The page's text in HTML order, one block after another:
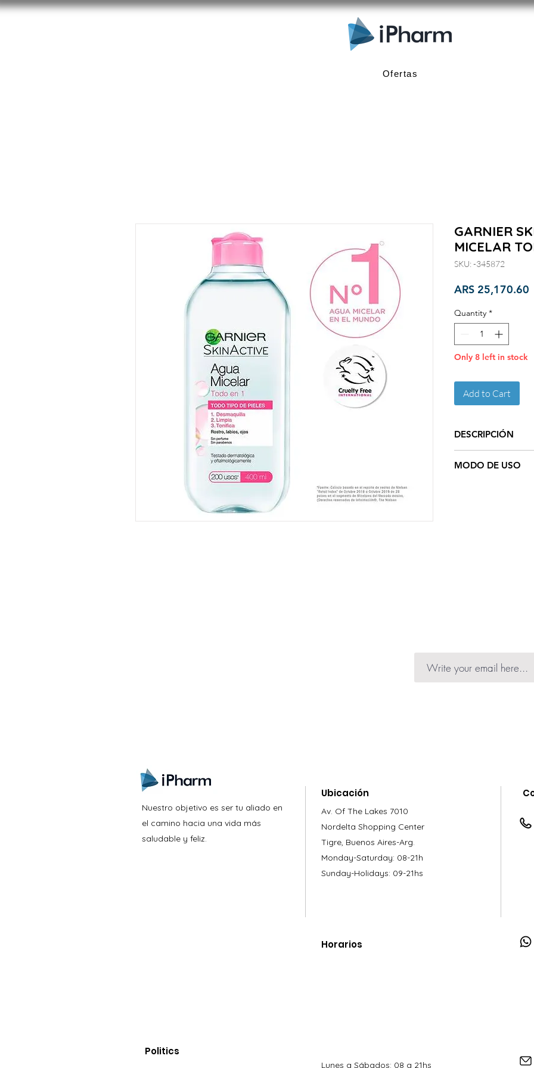
Ofertas
GARNIER
MICELAR
SKU: -345872
ARS 25,170.60
Quantity *
Only 8 left in stock
Add to Cart
DESCRIPCIÓN
Activelimpia,
MODO DE USO
Sign up here to receive information on launches,
Nuestro objetivo es ser tu aliado en
el camino hacia una vida más
saludable y feliz.
Politics
Ubicación
Av. Of The Lakes 7010
Nordelta Shopping Center
Tigre, Buenos Aires-Arg.
Monday-Saturday: 08-21h
Sunday-Holidays: 09-21hs
Horarios
Lunes a Sábados: 08 a 21hs